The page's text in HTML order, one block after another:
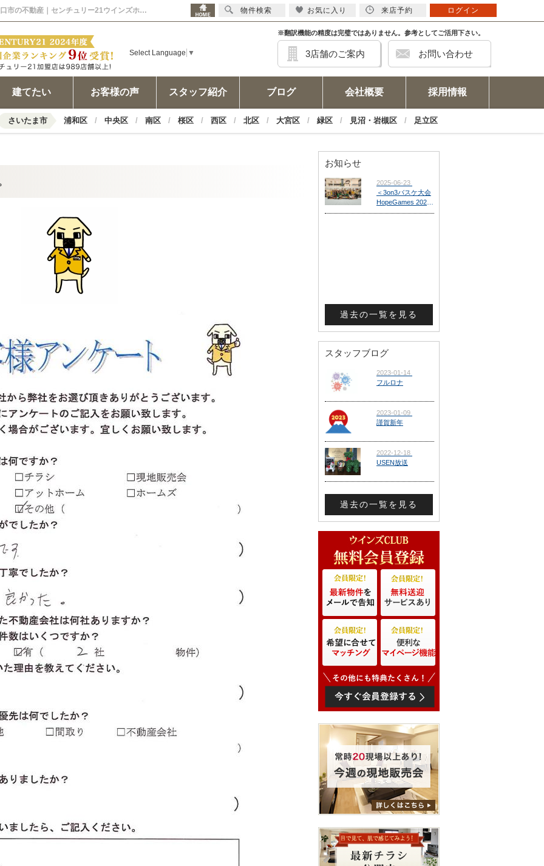
2017年02月10日 これからも宜しくお願いします。 担当者からのコメント | 川口市の不動産｜センチュリー21ウインズホーム
Select Language ▼
※翻訳機能の精度は完璧ではありません。参考としてご活用下さい。
3店舗のご案内 お問い合わせ
建てたい お客様の声 スタッフ紹介 ブログ 会社概要 採用情報
さいたま市 浦和区 中央区 南区 桜区 西区 北区 大宮区 緑区 見沼・岩槻区 足立区
お知らせ
過去の一覧を見る
スタッフブログ
過去の一覧を見る
物件検索 お気に入り 来店予約 ログイン